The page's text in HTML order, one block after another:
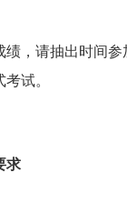
，请抽出时间参
试。
求